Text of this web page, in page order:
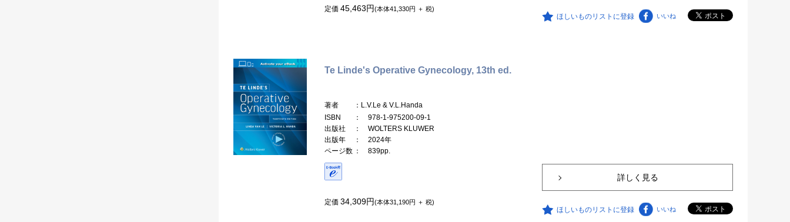
定価 45,463円(本体41,330円 ＋ 税)
ほしいものリストに登録 いいね
Te Linde's Operative Gynecology, 13th ed.
著者
：L.V.Le & V.L.Handa
ISBN
： 978-1-975200-09-1
出版社
： WOLTERS KLUWER
出版年
： 2024年
ページ数 ： 839pp.
定価 34,309円(本体31,190円 ＋ 税)
詳しく見る
ほしいものリストに登録 いいね